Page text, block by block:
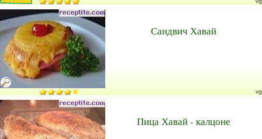
Сандвич Хавай
vg
Пица Хавай - калцоне